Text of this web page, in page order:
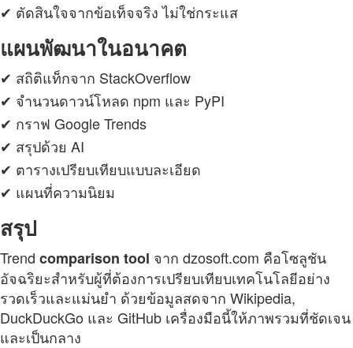
✔ ตัดสินใจจากข้อเท็จจริง ไม่ใช่กระแส
แผนพัฒนาในอนาคต
✔ สถิติแท็กจาก StackOverflow
✔ จำนวนดาวน์โหลด npm และ PyPI
✔ กราฟ Google Trends
✔ สรุปด้วย AI
✔ ตารางเปรียบเทียบแบบละเอียด
✔ แผนที่ความนิยม
สรุป
Trend comparison tool จาก dzosoft.com คือโซลูชัน
อัจฉริยะสำหรับผู้ที่ต้องการเปรียบเทียบเทคโนโลยีอย่าง
รวดเร็วและแม่นยำ ด้วยข้อมูลสดจาก Wikipedia,
DuckDuckGo และ GitHub เครื่องมือนี้ให้ภาพรวมที่ชัดเจน
และเป็นกลาง